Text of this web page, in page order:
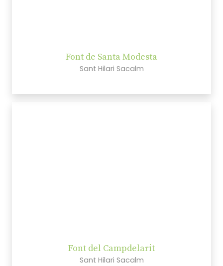
Font de Santa Modesta
Sant Hilari Sacalm
Font del Campdelarit
Sant Hilari Sacalm